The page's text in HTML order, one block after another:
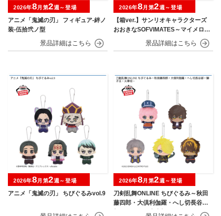
アニメ「鬼滅の刃」 フィギュア-絆ノ
装-伍拾弐ノ型
2026年8月第2週～登場
【箱ver.】サンリオキャラクターズ
おおきなSOFVIMATES～マイメロデ
ィ マーメイドver. ～
2026年8月第2週～登場
アニメ「鬼滅の刃」 ちびぐるみvol.9
2026年8月第2週～登場
刀剣乱舞ONLINE ちびぐるみ～秋田
藤四郎・大倶利伽羅・へし切長谷
部・獅子王・火車切～
2026年8月第2週～登場